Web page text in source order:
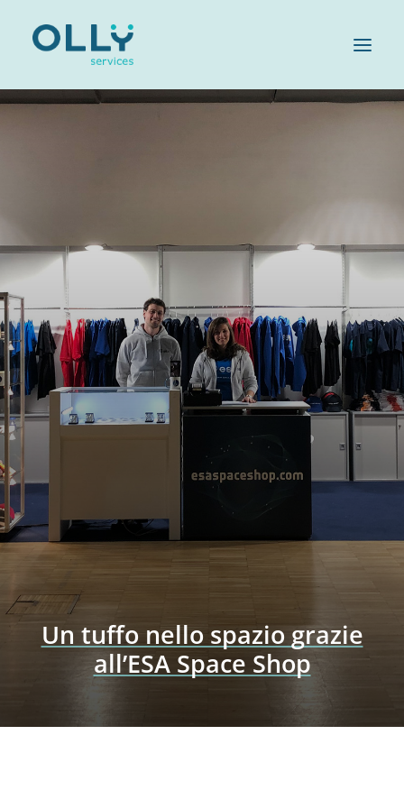
OLLY FAMILY
LAVORA CON NOI
MAGAZINE
CONTATTI
Un tuffo nello spazio grazie
all’ESA Space Shop